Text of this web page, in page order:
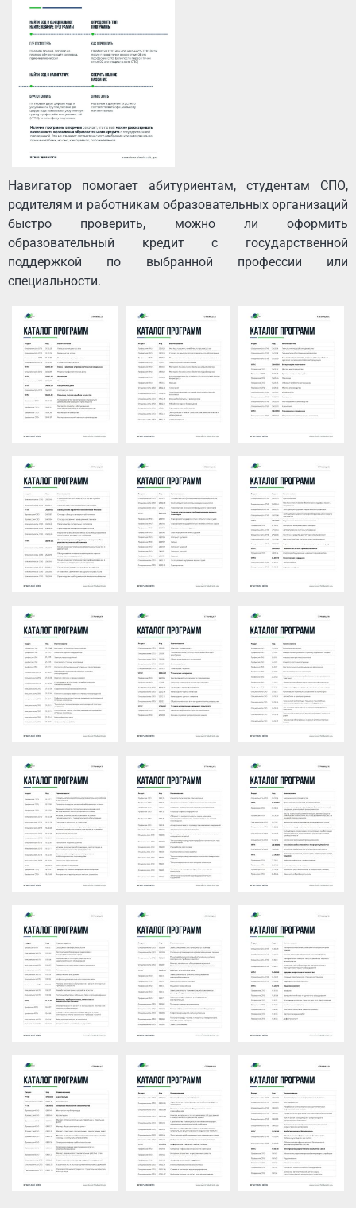
Навигатор помогает абитуриентам, студентам СПО,
родителям и работникам образовательных организаций
быстро проверить, можно ли оформить
образовательный кредит с государственной
поддержкой по выбранной профессии или
специальности.